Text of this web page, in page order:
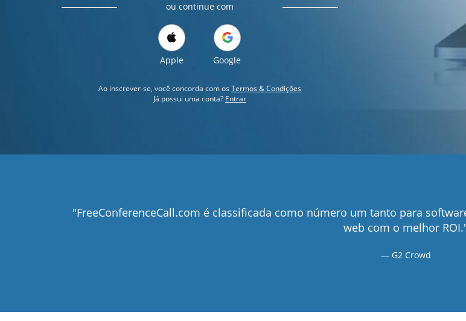
ou continue com
Apple Google
Ao inscrever-se, você concorda com os Termos & Condições
Já possui uma conta? Entrar
"FreeConferenceCall.com é classificada como número um tanto para
web com o melhor
G2 Crowd